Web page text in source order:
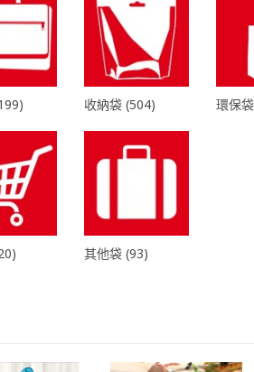
收納袋 (504) 環保
其他袋 (93)